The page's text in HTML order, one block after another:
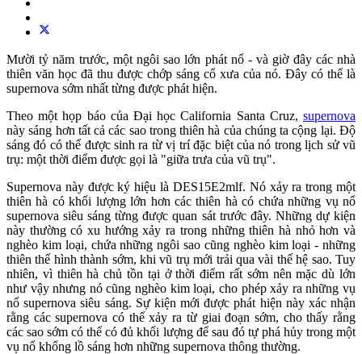
Mười tỷ năm trước, một ngôi sao lớn phát nổ - và giờ đây các nhà
thiên văn học đã thu được chớp sáng cổ xưa của nó. Đây có thể là
supernova sớm nhất từng được phát hiện.
Theo một họp báo của Đại học California Santa Cruz, supernova
này sáng hơn tất cả các sao trong thiên hà của chúng ta cộng lại. Độ
sáng đó có thể được sinh ra từ vị trí đặc biệt của nó trong lịch sử vũ
trụ: một thời điểm được gọi là "giữa trưa của vũ trụ".
Supernova này được ký hiệu là DES15E2mlf. Nó xảy ra trong một
thiên hà có khối lượng lớn hơn các thiên hà có chứa những vụ nổ
supernova siêu sáng từng được quan sát trước đây. Những dự kiện
này thường có xu hướng xảy ra trong những thiên hà nhỏ hơn và
nghèo kim loại, chứa những ngôi sao cũng nghèo kim loại - những
thiên thể hình thành sớm, khi vũ trụ mới trải qua vài thế hệ sao. Tuy
nhiên, vì thiên hà chủ tồn tại ở thời điểm rất sớm nên mặc dù lớn
như vậy nhưng nó cũng nghèo kim loại, cho phép xảy ra những vụ
nổ supernova siêu sáng. Sự kiện mới được phát hiện này xác nhận
rằng các supernova có thể xảy ra từ giai đoạn sớm, cho thấy rằng
các sao sớm có thể có đủ khối lượng để sau đó tự phá hủy trong một
vụ nổ khổng lồ sáng hơn những supernova thông thường.